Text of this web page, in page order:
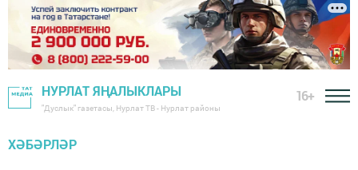
НУРЛАТ ЯҢАЛЫКЛАРЫ
"Дуслык" газетасы, Нурлат ТВ - Нурлат районы
16+
ХӘБӘРЛӘР